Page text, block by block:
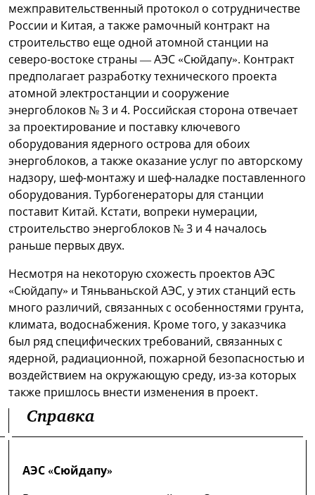
межправительственный протокол о сотрудничестве
России и Китая, а также рамочный контракт на
строительство еще одной атомной станции на
северо-востоке страны — АЭС «Сюйдапу». Контракт
предполагает разработку технического проекта
атомной электростанции и сооружение
энергоблоков № 3 и 4. Российская сторона отвечает
за проектирование и поставку ключевого
оборудования ядерного острова для обоих
энергоблоков, а также оказание услуг по авторскому
надзору, шеф-монтажу и шеф-наладке поставленного
оборудования. Турбогенераторы для станции
поставит Китай. Кстати, вопреки нумерации,
строительство энергоблоков № 3 и 4 началось
раньше первых двух.
Несмотря на некоторую схожесть проектов АЭС
«Сюйдапу» и Тяньваньской АЭС, у этих станций есть
много различий, связанных с особенностями грунта,
климата, водоснабжения. Кроме того, у заказчика
был ряд специфических требований, связанных с
ядерной, радиационной, пожарной безопасностью и
воздействием на окружающую среду, из-за которых
также пришлось внести изменения в проект.
АЭС «Сюйдапу»
Справка